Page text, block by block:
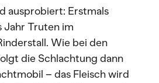
ausprobiert: Erstmals
Jahr Truten im
Wie bei den
die Schlachtung dann
– das Fleisch wird